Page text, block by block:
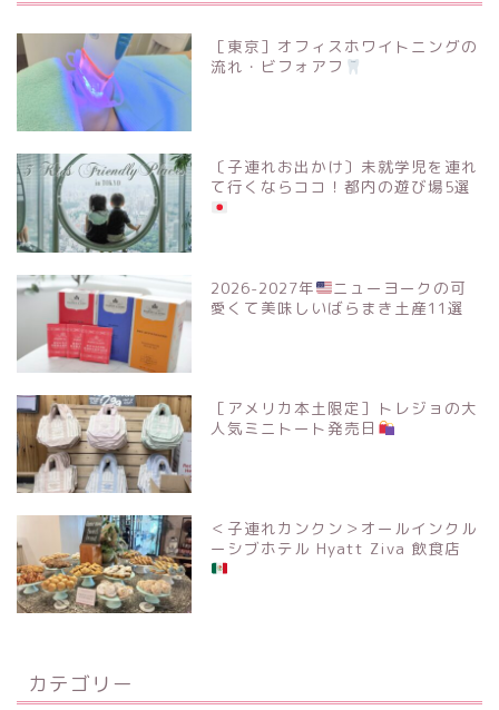
［東京］オフィスホワイトニングの
流れ・ビフォアフ
〔子連れお出かけ〕未就学児を連れ
て行くならココ！都内の遊び場5選
2026-2027年
ニューヨークの可
愛くて美味しいばらまき土産11選
［アメリカ本土限定］トレジョの大
人気ミニトート発売日
＜子連れカンクン＞オールインクル
ーシブホテル Hyatt Ziva 飲食店
カテゴリー